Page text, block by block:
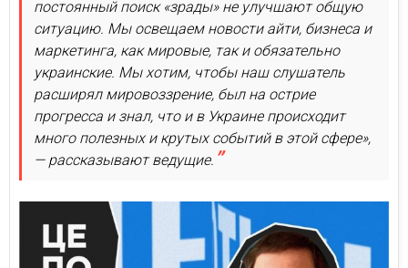
постоянный поиск «зрады» не улучшают общую
ситуацию. Мы освещаем новости айти, бизнеса и
маркетинга, как мировые, так и обязательно
украинские. Мы хотим, чтобы наш слушатель
расширял мировоззрение, был на острие
прогресса и знал, что и в Украине происходит
много полезных и крутых событий в этой сфере»,
— рассказывают ведущие.